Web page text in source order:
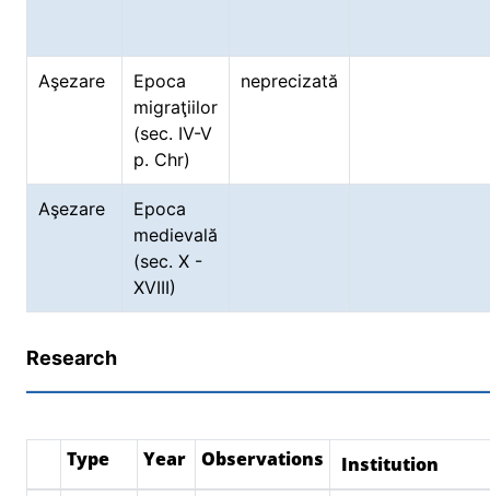
Aşezare
Epoca
migraţiilor
(sec. IV-V
p. Chr)
neprecizată
Aşezare
Epoca
medievală
(sec. X -
XVIII)
Research
Type Year Observations Institution